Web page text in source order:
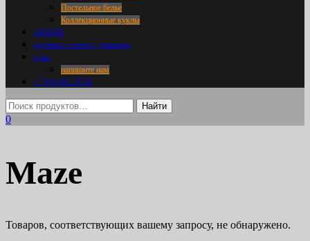
Постельное белье
Коллекционные куклы
АКЦИИ
доставка / оплата / упаковка
о нас
напишите нам
+7 916 695 18 36
0
Maze
Товаров, соответствующих вашему запросу, не обнаружено.